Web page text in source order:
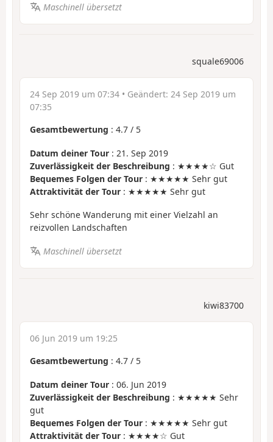
Maschinell übersetzt
squale69006
24 Sep 2019 um 07:34 • Geändert: 24 Sep 2019 um
07:35
Gesamtbewertung : 4.7 / 5
Datum deiner Tour : 21. Sep 2019
Zuverlässigkeit der Beschreibung : ★★★★☆ Gut
Bequemes Folgen der Tour : ★★★★★ Sehr gut
Attraktivität der Tour : ★★★★★ Sehr gut
Sehr schöne Wanderung mit einer Vielzahl an
reizvollen Landschaften
Maschinell übersetzt
kiwi83700
06 Jun 2019 um 19:25
Gesamtbewertung : 4.7 / 5
Datum deiner Tour : 06. Jun 2019
Zuverlässigkeit der Beschreibung : ★★★★★ Sehr
gut
Bequemes Folgen der Tour : ★★★★★ Sehr gut
Attraktivität der Tour : ★★★★☆ Gut